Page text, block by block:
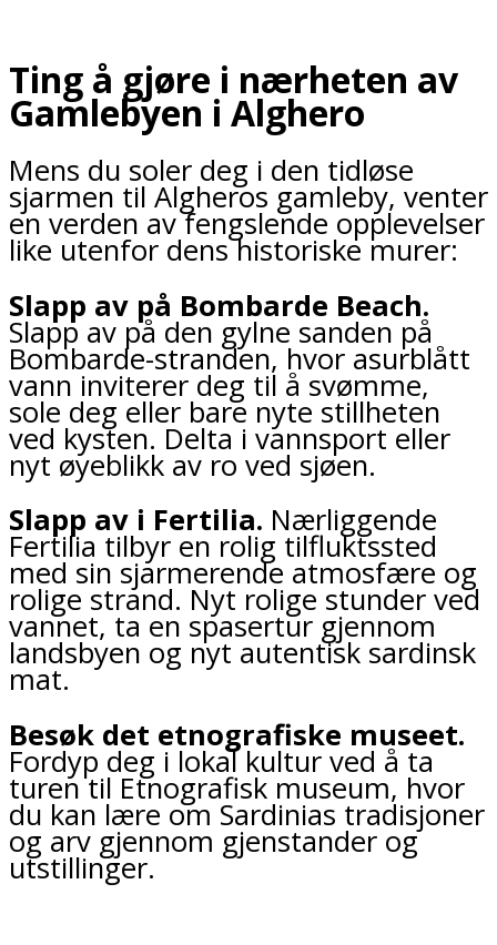
Ting å gjøre i nærheten av
Gamlebyen i Alghero
Mens du soler deg i den tidløse
sjarmen til Algheros gamleby, venter
en verden av fengslende opplevelser
like utenfor dens historiske murer:
Slapp av på Bombarde Beach.
Slapp av på den gylne sanden på
Bombarde-stranden, hvor asurblått
vann inviterer deg til å svømme,
sole deg eller bare nyte stillheten
ved kysten. Delta i vannsport eller
nyt øyeblikk av ro ved sjøen.
Slapp av i Fertilia. Nærliggende
Fertilia tilbyr en rolig tilfluktssted
med sin sjarmerende atmosfære og
rolige strand. Nyt rolige stunder ved
vannet, ta en spasertur gjennom
landsbyen og nyt autentisk sardinsk
mat.
Besøk det etnografiske museet.
Fordyp deg i lokal kultur ved å ta
turen til Etnografisk museum, hvor
du kan lære om Sardinias tradisjoner
og arv gjennom gjenstander og
utstillinger.